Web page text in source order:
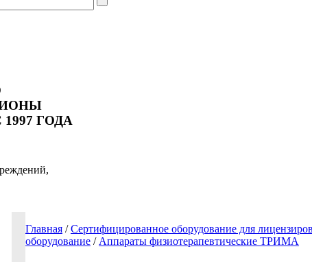
ГОДА
Главная /Сертифицированное оборудование для
оборудование /Аппараты физиотерапевтические ТРИМА